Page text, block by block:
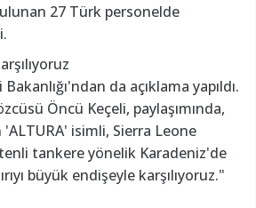
27 Türk personelde
da açıklama yapıldı.
Öncü Keçeli, paylaşımında,
isimli, Sierra Leone
tankere yönelik Karadeniz'de
büyük endişeyle karşılıyoruz."